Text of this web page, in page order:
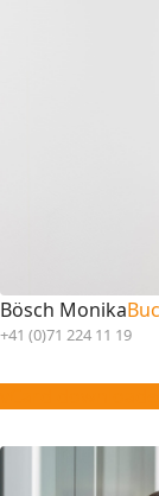
Bösch Monika
+41 (0)71 224 11 19